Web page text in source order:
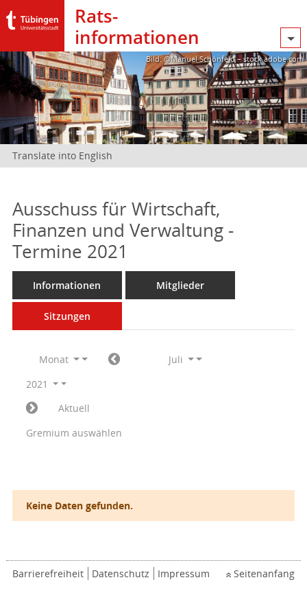
Rats­
informationen
Bild: @Manuel Schönfeld – stock.adobe.com
Translate into English
Ausschuss für Wirtschaft,
Finanzen und Verwaltung -
Termine 2021
Informationen Mitglieder
Sitzungen
Monat
Juli
2021
Aktuell
Gremium auswählen
Keine Daten gefunden.
Barrierefreiheit Datenschutz Impressum Seitenanfang